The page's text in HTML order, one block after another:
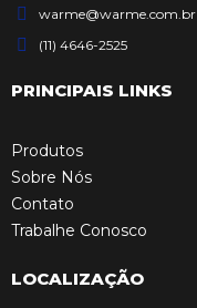
warme@warme.com.br
(11) 4646-2525
PRINCIPAIS LINKS
Produtos
Sobre Nós
Contato
Trabalhe Conosco
LOCALIZAÇÃO